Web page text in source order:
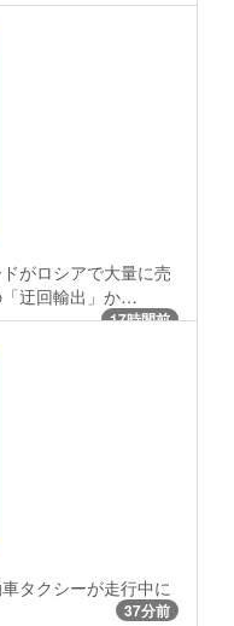
がロシアで大量に売
迂回輸出」か…
17時間前
タクシーが走行中に
37分前